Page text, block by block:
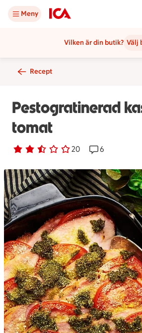
Meny
Vilken är din butik? Välj
Recept
Pestogratinerad
tomat
Betyg 2.7 av 5. 20
20 personer har röstatReceptet har
6